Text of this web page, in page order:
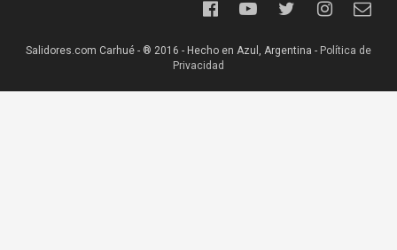
Salidores.com Carhué - ® 2016 - Hecho en Azul, Argentina - Política de
Privacidad